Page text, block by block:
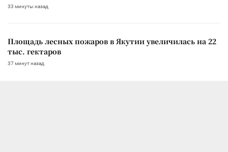
33 минуты назад
Площадь лесных пожаров в Якутии увеличилась на 22
тыс. гектаров
37 минут назад